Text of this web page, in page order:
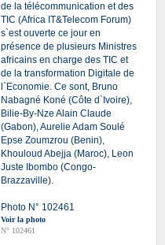
de la télécommunication et des
TIC (Africa IT&Telecom Forum)
s`est ouverte ce jour en
présence de plusieurs Ministres
africains en charge des TIC et
de la transformation Digitale de
l`Economie. Ce sont, Bruno
Nabagné Koné (Côte d`Ivoire),
Bilie-By-Nze Alain Claude
(Gabon), Aurelie Adam Soulé
Epse Zoumzrou (Benin),
Khouloud Abejja (Maroc), Leon
Juste Ibombo (Congo-
Brazzaville).
Photo N° 102461
Voir la photo
N° 102461